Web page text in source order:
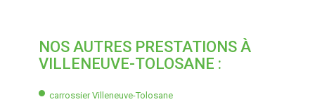
NOS AUTRES PRESTATIONS À
VILLENEUVE-TOLOSANE :
carrossier Villeneuve-Tolosane